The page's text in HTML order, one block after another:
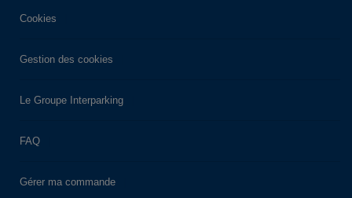
Cookies
Gestion des cookies
Le Groupe Interparking
FAQ
Gérer ma commande